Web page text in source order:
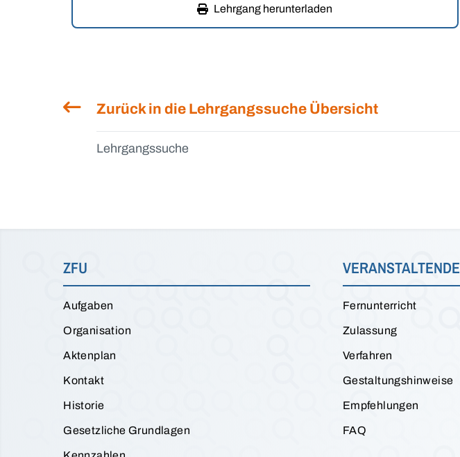
Lehrgang herunterladen
Zurück in die Lehrgangssuche Übersicht
Lehrgangssuche
ZFU
Aufgaben
Organisation
Aktenplan
Kontakt
Historie
Gesetzliche Grundlagen
VERANSTALTENDE
Fernunterricht
Zulassung
Verfahren
Gestaltungshinweise
Empfehlungen
FAQ